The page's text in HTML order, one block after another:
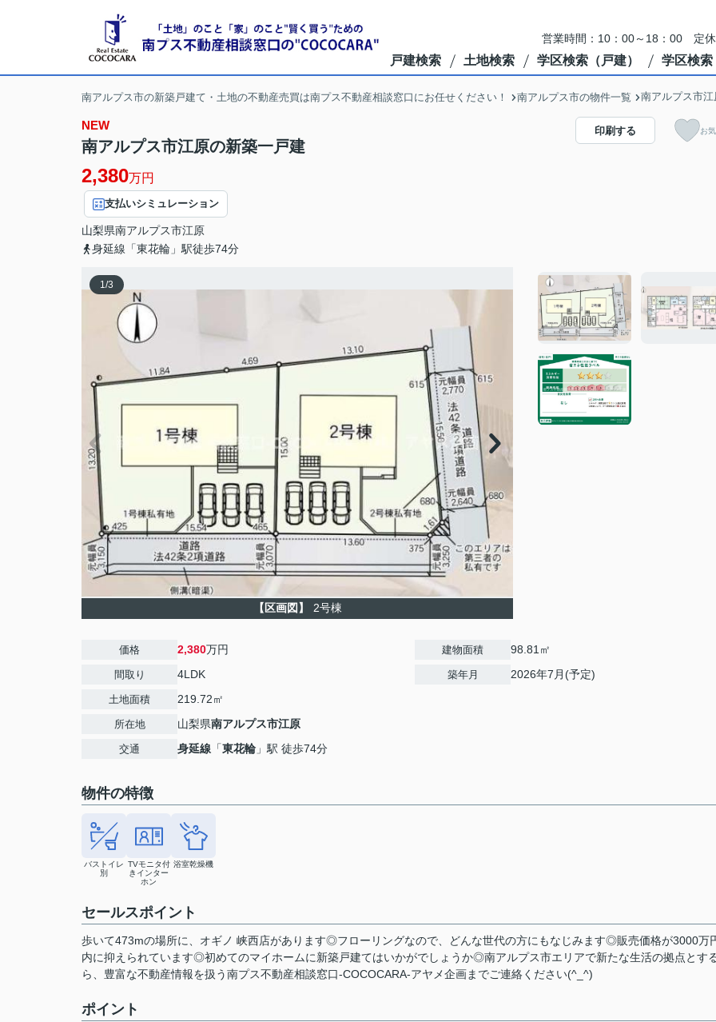
営業時間：10：00～18：00 定
戸建検索 土地検索 学区検索（戸建） 学区検索
南アルプス市の新築戸建て・土地の不動産売買は南プス不動産相談窓口にお任せください！ 南アルプス市の物件一覧 南アルプス市
NEW
南アルプス市江原の新築一戸建
2,380万円
支払いシミュレーション
山梨県南アルプス市江原
身延線「東花輪」駅徒歩74分
印刷する お
1/3
【区画図】 2号棟
価格 2,380万円
間取り 4LDK
土地面積 219.72㎡
所在地 山梨県南アルプス市江原
交通 身延線 「東花輪 」駅 徒歩74分
建物面積 98.81㎡
築年月 2026年7月(予定)
物件の特徴
バストイレ
別
TVモニタ付
きインター
ホン
浴室乾燥機
セールスポイント
歩いて473mの場所に、オギノ 峡西店があります◎フローリングなので、どんな世代の方にもなじみます◎販売価格が3000万
内に抑えられています◎初めてのマイホームに新築戸建てはいかがでしょうか◎南アルプス市エリアで新たな生活の拠点とす
ら、豊富な不動産情報を扱う南プス不動産相談窓口-COCOCARA-アヤメ企画までご連絡ください(^_^)
ポイント